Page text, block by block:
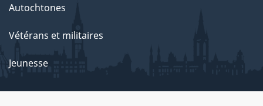
Autochtones
Vétérans et militaires
Jeunesse